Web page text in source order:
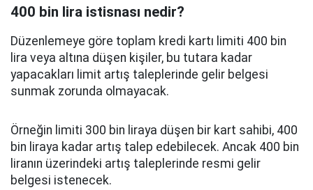
400 bin lira istisnası nedir?
Düzenlemeye göre toplam kredi kartı limiti 400 bin
lira veya altına düşen kişiler, bu tutara kadar
yapacakları limit artış taleplerinde gelir belgesi
sunmak zorunda olmayacak.
Örneğin limiti 300 bin liraya düşen bir kart sahibi, 400
bin liraya kadar artış talep edebilecek. Ancak 400 bin
liranın üzerindeki artış taleplerinde resmi gelir
belgesi istenecek.